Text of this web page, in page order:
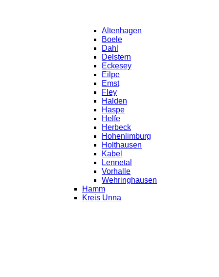
Altenhagen
Boele
Dahl
Delstern
Eckesey
Eilpe
Emst
Fley
Halden
Haspe
Helfe
Herbeck
Hohenlimburg
Holthausen
Kabel
Lennetal
Vorhalle
Wehringhausen
Hamm
Kreis Unna